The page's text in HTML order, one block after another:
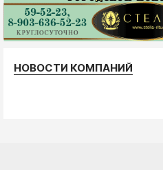
НОВОСТИ КОМПАНИЙ